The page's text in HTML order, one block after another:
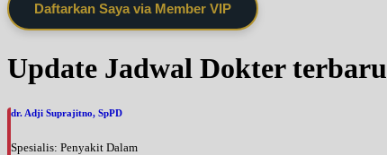
Daftarkan Saya via Member VIP
Update Jadwal Dokter terbaru
dr. Adji Suprajitno, SpPD
Spesialis: Penyakit Dalam